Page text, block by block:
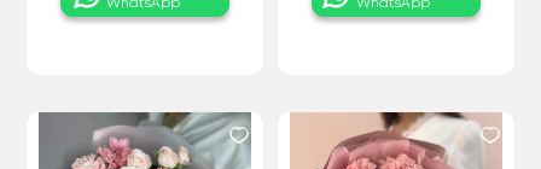
WhatsApp WhatsApp